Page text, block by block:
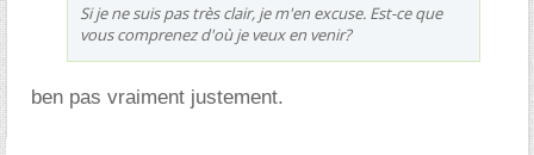
Si je ne suis pas très clair, je m'en excuse. Est-ce que
vous comprenez d'où je veux en venir?
ben pas vraiment justement.